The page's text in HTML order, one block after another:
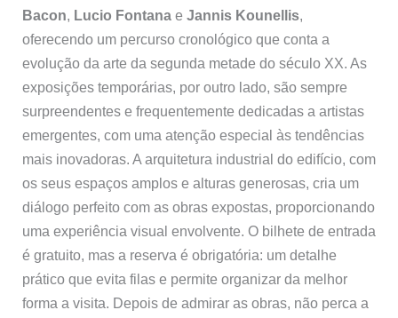
Bacon, Lucio Fontanae Jannis Kounellis,
oferecendo um percurso cronológico que conta a
evolução da arte da segunda metade do século XX. As
exposições temporárias, por outro lado, são sempre
surpreendentes e frequentemente dedicadas a artistas
emergentes, com uma atenção especial às tendências
mais inovadoras. A arquitetura industrial do edifício, com
os seus espaços amplos e alturas generosas, cria um
diálogo perfeito com as obras expostas, proporcionando
uma experiência visual envolvente. O bilhete de entrada
é gratuito, mas a reserva é obrigatória: um detalhe
prático que evita filas e permite organizar da melhor
forma a visita. Depois de admirar as obras, não perca a